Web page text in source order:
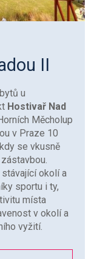
II
u
Hostivař Nad
Měcholup
v Praze 10
se vkusně
okolí a
sportu i ty,
místa
v okolí a
vyžití.